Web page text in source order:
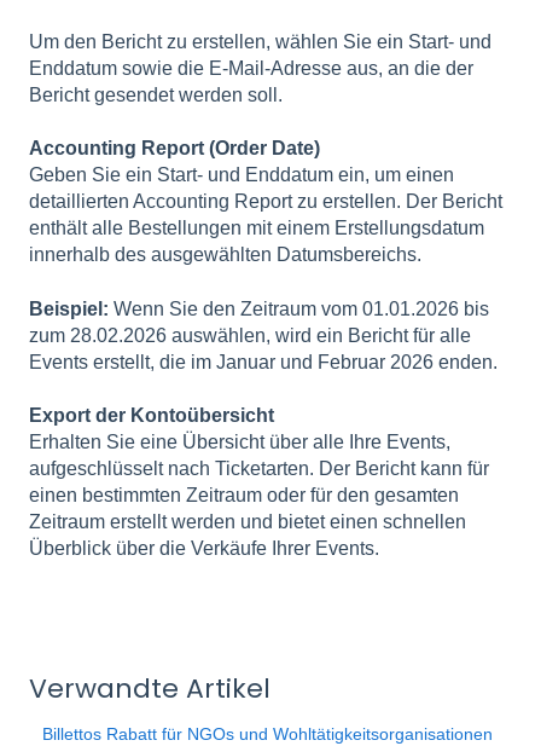
Um den Bericht zu erstellen, wählen Sie ein Start- und
Enddatum sowie die E-Mail-Adresse aus, an die der
Bericht gesendet werden soll.
Accounting Report (Order Date)
Geben Sie ein Start- und Enddatum ein, um einen
detaillierten Accounting Report zu erstellen. Der Bericht
enthält alle Bestellungen mit einem Erstellungsdatum
innerhalb des ausgewählten Datumsbereichs.
Beispiel: Wenn Sie den Zeitraum vom 01.01.2026 bis
zum 28.02.2026 auswählen, wird ein Bericht für alle
Events erstellt, die im Januar und Februar 2026 enden.
Export der Kontoübersicht
Erhalten Sie eine Übersicht über alle Ihre Events,
aufgeschlüsselt nach Ticketarten. Der Bericht kann für
einen bestimmten Zeitraum oder für den gesamten
Zeitraum erstellt werden und bietet einen schnellen
Überblick über die Verkäufe Ihrer Events.
Verwandte Artikel
Billettos Rabatt für NGOs und Wohltätigkeitsorganisationen